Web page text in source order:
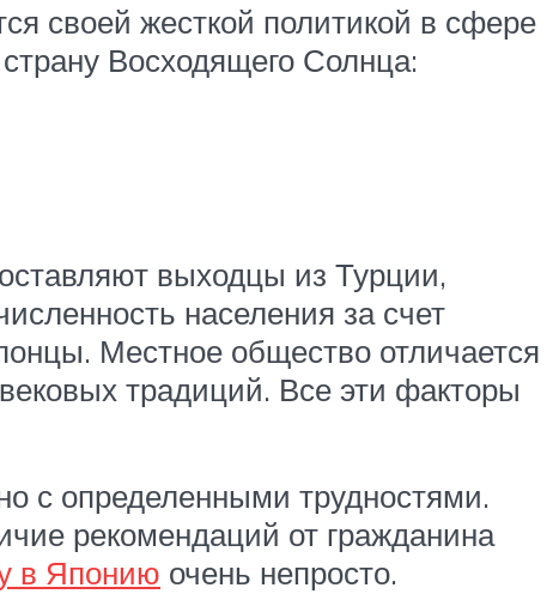
своей жесткой политикой в сфере
Восходящего Солнца:
выходцы из Турции,
населения за счет
Местное общество отличается
традиций. Все эти факторы
с определенными трудностями.
рекомендаций от гражданина
в Японию очень непросто.